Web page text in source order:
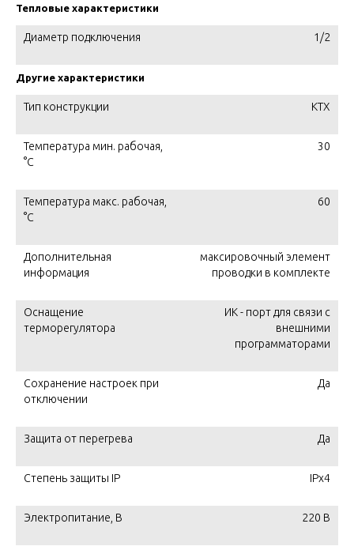
Тепловые характеристики
Диаметр подключения 1/2
Другие характеристики
Тип конструкции KTX
Температура мин. рабочая,
°C
30
Температура макс. рабочая,
°C
60
Дополнительная
информация
максировочный элемент
проводки в комплекте
Оснащение
терморегулятора
ИК - порт для связи с
внешними
программаторами
Сохранение настроек при
отключении
Да
Защита от перегрева Да
Степень защиты IP IPx4
Электропитание, В 220 В